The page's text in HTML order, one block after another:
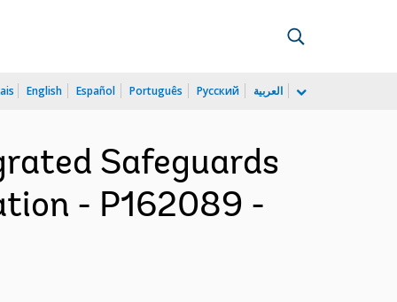
English Español Português Русский العربية
Safeguards
- P162089 -